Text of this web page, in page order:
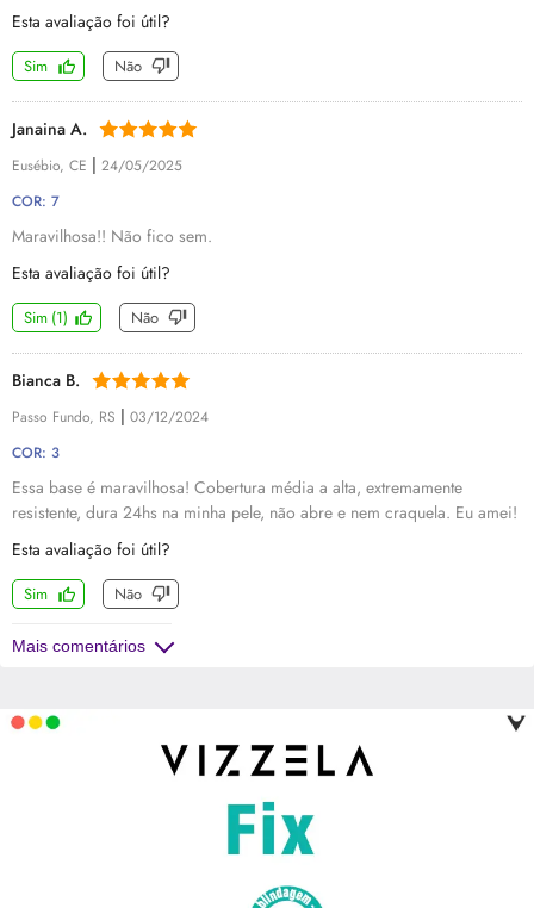
Esta avaliação foi útil?
Sim Não
Janaina A.
Eusébio, CE | 24/05/2025
COR: 7
Maravilhosa!! Não fico sem.
Esta avaliação foi útil?
Sim (1) Não
Bianca B.
Passo Fundo, RS | 03/12/2024
COR: 3
Essa base é maravilhosa! Cobertura média a alta, extremamente
resistente, dura 24hs na minha pele, não abre e nem craquela. Eu amei!
Esta avaliação foi útil?
Sim Não
Mais comentários